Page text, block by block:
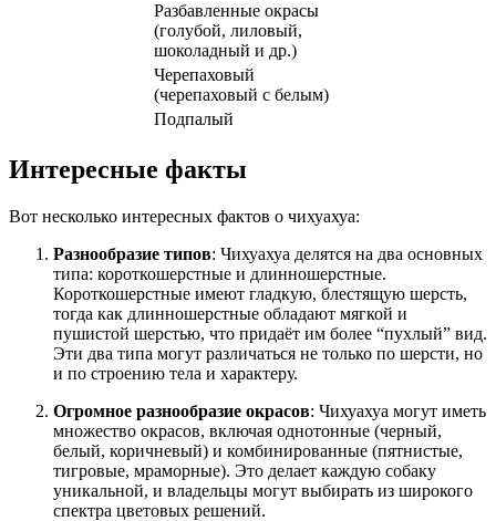
Разбавленные окрасы
(голубой, лиловый,
шоколадный и др.)
Черепаховый
(черепаховый с белым)
Подпалый
Интересные факты
Вот несколько интересных фактов о чихуахуа:
Разнообразие типов: Чихуахуа делятся на два основных
типа: короткошерстные и длинношерстные.
Короткошерстные имеют гладкую, блестящую шерсть,
тогда как длинношерстные обладают мягкой и
пушистой шерстью, что придаёт им более “пухлый” вид.
Эти два типа могут различаться не только по шерсти, но
и по строению тела и характеру.
Огромное разнообразие окрасов: Чихуахуа могут иметь
множество окрасов, включая однотонные (черный,
белый, коричневый) и комбинированные (пятнистые,
тигровые, мраморные). Это делает каждую собаку
уникальной, и владельцы могут выбирать из широкого
спектра цветовых решений.